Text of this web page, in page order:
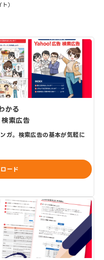
）
かる
索広告
ガ。検索広告の基本が気軽に
ード